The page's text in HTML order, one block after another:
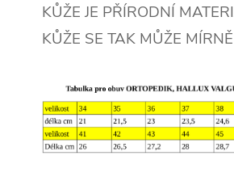
KŮŽE JE PŘÍRODNÍ
KŮŽE SE TAK MŮŽE